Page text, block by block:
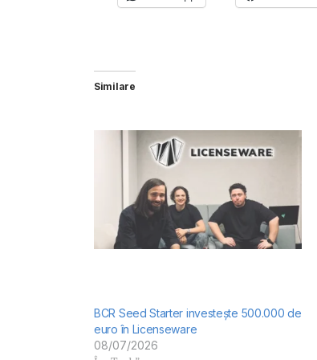
Similare
BCR Seed Starter investește 500.000 de
euro în Licenseware
08/07/2026